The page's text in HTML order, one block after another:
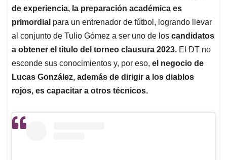
de experiencia, la preparación académica es
primordial para un entrenador de fútbol, logrando llevar
al conjunto de Tulio Gómez a ser uno de los candidatos
a obtener el título del torneo clausura 2023. El DT no
esconde sus conocimientos y, por eso, el negocio de
Lucas González, además de dirigir a los diablos
rojos, es capacitar a otros técnicos.